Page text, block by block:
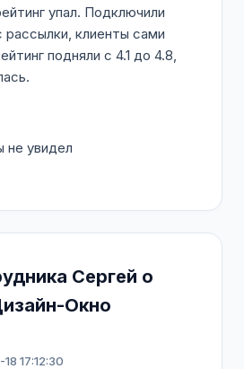
упал. Подключили
рассылки, клиенты сами
подняли с 4.1 до 4.8,
не увидел
Сергей о
Окно
17:12:30